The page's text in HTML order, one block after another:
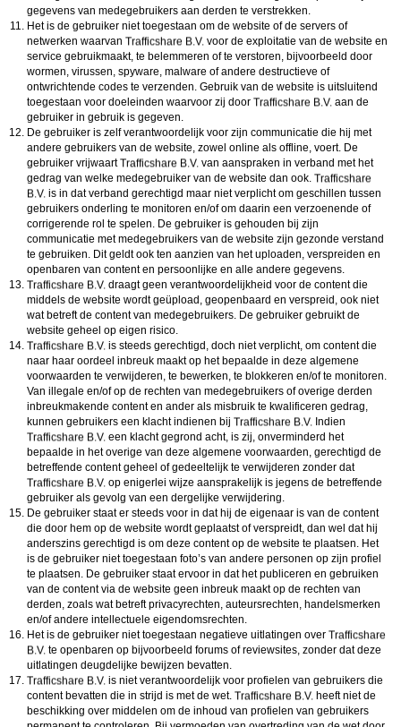
gegevens van medegebruikers aan derden te verstrekken.
Het is de gebruiker niet toegestaan om de website of de servers of
netwerken waarvan
voor de exploitatie van de website en
service gebruikmaakt, te belemmeren of te verstoren, bijvoorbeeld door
wormen, virussen, spyware, malware of andere destructieve of
ontwrichtende codes te verzenden. Gebruik van de website is uitsluitend
toegestaan voor doeleinden waarvoor zij door
aan de
gebruiker in gebruik is gegeven.
De gebruiker is zelf verantwoordelijk voor zijn communicatie die hij met
andere gebruikers van de website, zowel online als offline, voert. De
gebruiker vrijwaart
van aanspraken in verband met het
gedrag van welke medegebruiker van de website dan ook.
is in dat verband gerechtigd maar niet verplicht om geschillen tussen
gebruikers onderling te monitoren en/of om daarin een verzoenende of
corrigerende rol te spelen. De gebruiker is gehouden bij zijn
communicatie met medegebruikers van de website zijn gezonde verstand
te gebruiken. Dit geldt ook ten aanzien van het uploaden, verspreiden en
openbaren van content en persoonlijke en alle andere gegevens.
draagt geen verantwoordelijkheid voor de content die
middels de website wordt geüpload, geopenbaard en verspreid, ook niet
wat betreft de content van medegebruikers. De gebruiker gebruikt de
website geheel op eigen risico.
is steeds gerechtigd, doch niet verplicht, om content die
naar haar oordeel inbreuk maakt op het bepaalde in deze algemene
voorwaarden te verwijderen, te bewerken, te blokkeren en/of te monitoren.
Van illegale en/of op de rechten van medegebruikers of overige derden
inbreukmakende content en ander als misbruik te kwalificeren gedrag,
kunnen gebruikers een klacht indienen bij
Indien
een klacht gegrond acht, is zij, onverminderd het
bepaalde in het overige van deze algemene voorwaarden, gerechtigd de
betreffende content geheel of gedeeltelijk te verwijderen zonder dat
op enigerlei wijze aansprakelijk is jegens de betreffende
gebruiker als gevolg van een dergelijke verwijdering.
De gebruiker staat er steeds voor in dat hij de eigenaar is van de content
die door hem op de website wordt geplaatst of verspreidt, dan wel dat hij
anderszins gerechtigd is om deze content op de website te plaatsen. Het
is de gebruiker niet toegestaan foto’s van andere personen op zijn profiel
te plaatsen. De gebruiker staat ervoor in dat het publiceren en gebruiken
van de content via de website geen inbreuk maakt op de rechten van
derden, zoals wat betreft privacyrechten, auteursrechten, handelsmerken
en/of andere intellectuele eigendomsrechten.
Het is de gebruiker niet toegestaan negatieve uitlatingen over
te openbaren op bijvoorbeeld forums of reviewsites, zonder dat deze
uitlatingen deugdelijke bewijzen bevatten.
is niet verantwoordelijk voor profielen van gebruikers die
content bevatten die in strijd is met de wet.
heeft niet de
beschikking over middelen om de inhoud van profielen van gebruikers